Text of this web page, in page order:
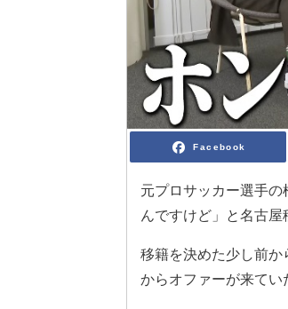
Facebook
元プロサッカー選手の
んですけど」と名古屋
移籍を決めた少し前か
からオファーが来てい